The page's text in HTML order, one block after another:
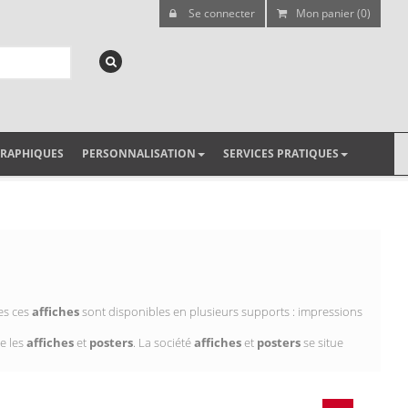
Se connecter Mon panier (0)
PERSONNALISATION SERVICES PRATIQUES
cesaffichessont disponibles en plusieurs supports : impressions
lesafficheset posters. La sociétéafficheset postersse situe